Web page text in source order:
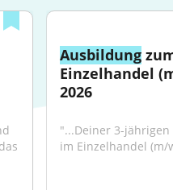
Ausbildung
Einzelhandel
2026
"...Deiner 3-jährigen
im Einzelhandel